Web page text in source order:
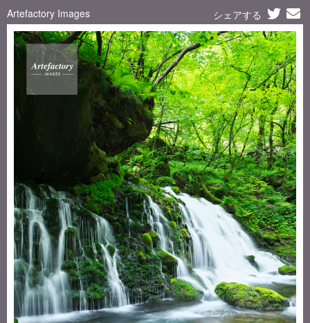
Artefactory Images シェアする